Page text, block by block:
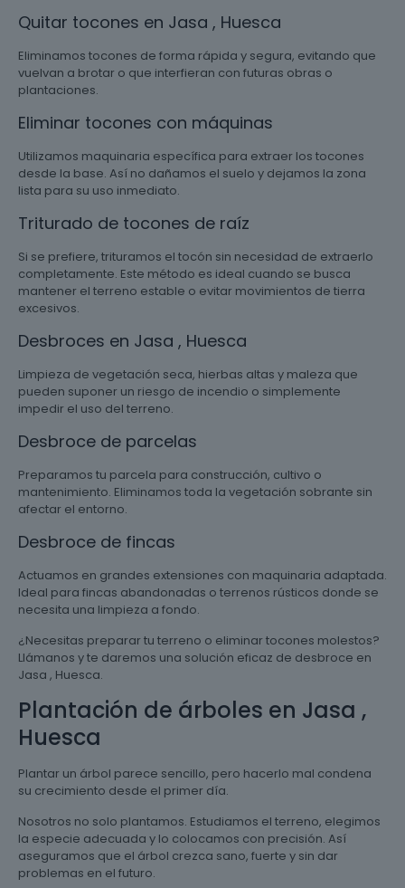
Quitar tocones en Jasa , Huesca
Eliminamos tocones de forma rápida y segura, evitando que
vuelvan a brotar o que interfieran con futuras obras o
plantaciones.
Eliminar tocones con máquinas
Utilizamos maquinaria específica para extraer los tocones
desde la base. Así no dañamos el suelo y dejamos la zona
lista para su uso inmediato.
Triturado de tocones de raíz
Si se prefiere, trituramos el tocón sin necesidad de extraerlo
completamente. Este método es ideal cuando se busca
mantener el terreno estable o evitar movimientos de tierra
excesivos.
Desbroces en Jasa , Huesca
Limpieza de vegetación seca, hierbas altas y maleza que
pueden suponer un riesgo de incendio o simplemente
impedir el uso del terreno.
Desbroce de parcelas
Preparamos tu parcela para construcción, cultivo o
mantenimiento. Eliminamos toda la vegetación sobrante sin
afectar el entorno.
Desbroce de fincas
Actuamos en grandes extensiones con maquinaria adaptada.
Ideal para fincas abandonadas o terrenos rústicos donde se
necesita una limpieza a fondo.
¿Necesitas preparar tu terreno o eliminar tocones molestos?
Llámanos y te daremos una solución eficaz de desbroce en
Jasa , Huesca.
Plantación de árboles en Jasa ,
Huesca
Plantar un árbol parece sencillo, pero hacerlo mal condena
su crecimiento desde el primer día.
Nosotros no solo plantamos. Estudiamos el terreno, elegimos
la especie adecuada y lo colocamos con precisión. Así
aseguramos que el árbol crezca sano, fuerte y sin dar
problemas en el futuro.